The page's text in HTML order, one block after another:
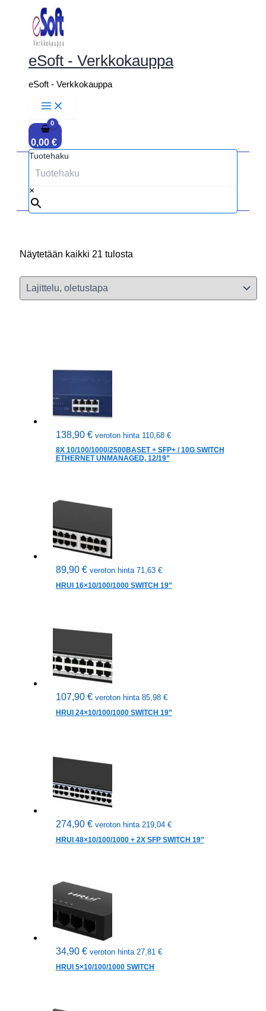
sisältöön
eSoft - Verkkokauppa
eSoft - Verkkokauppa
0,00 €
Tuotehaku
×
Näytetään kaikki 21 tulosta
138,90 € veroton hinta 110,68 €
8X 10/100/1000/2500BASET + SFP+ / 10G SWITCH
ETHERNET UNMANAGED, 12/19”
89,90 € veroton hinta 71,63 €
HRUI 16×10/100/1000 SWITCH 19”
107,90 € veroton hinta 85,98 €
HRUI 24×10/100/1000 SWITCH 19”
274,90 € veroton hinta 219,04 €
HRUI 48×10/100/1000 + 2X SFP SWITCH 19”
34,90 € veroton hinta 27,81 €
HRUI 5×10/100/1000 SWITCH